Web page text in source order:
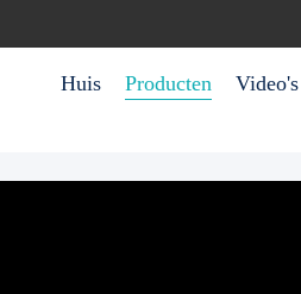
Huis Producten Video's